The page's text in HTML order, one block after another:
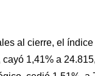
al cierre, el
1,41% a